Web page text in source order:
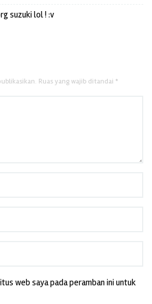
suzuki lol ! :v
Ruas yang wajib ditandai *
web saya pada peramban ini untuk